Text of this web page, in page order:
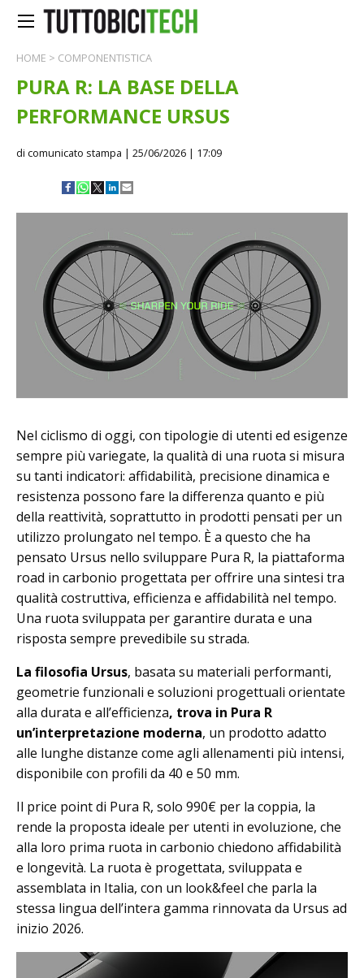
HOME > COMPONENTISTICA
PURA R: LA BASE DELLA
PERFORMANCE URSUS
di comunicato stampa | 25/06/2026 | 17:09
Nel ciclismo di oggi, con tipologie di utenti ed esigenze
sempre più variegate, la qualità di una ruota si misura
su tanti indicatori: affidabilità, precisione dinamica e
resistenza possono fare la differenza quanto e più
della reattività, soprattutto in prodotti pensati per un
utilizzo prolungato nel tempo. È a questo che ha
pensato Ursus nello sviluppare Pura R, la piattaforma
road in carbonio progettata per offrire una sintesi tra
qualità costruttiva, efficienza e affidabilità nel tempo.
Una ruota sviluppata per garantire durata e una
risposta sempre prevedibile su strada.
La filosofia Ursus, basata su materiali performanti,
geometrie funzionali e soluzioni progettuali orientate
alla durata e all’efficienza, trova in Pura R
un’interpretazione moderna, un prodotto adatto
alle lunghe distanze come agli allenamenti più intensi,
disponibile con profili da 40 e 50 mm.
Il price point di Pura R, solo 990€ per la coppia, la
rende la proposta ideale per utenti in evoluzione, che
alla loro prima ruota in carbonio chiedono affidabilità
e longevità. La ruota è progettata, sviluppata e
assemblata in Italia, con un look&feel che parla la
stessa lingua dell’intera gamma rinnovata da Ursus ad
inizio 2026.